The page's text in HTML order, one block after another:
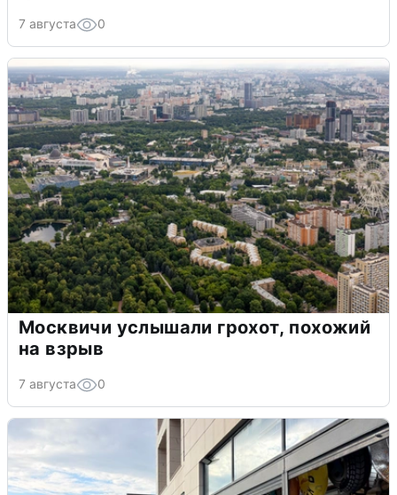
7 августа 0
Москвичи услышали грохот, похожий
на взрыв
7 августа 0